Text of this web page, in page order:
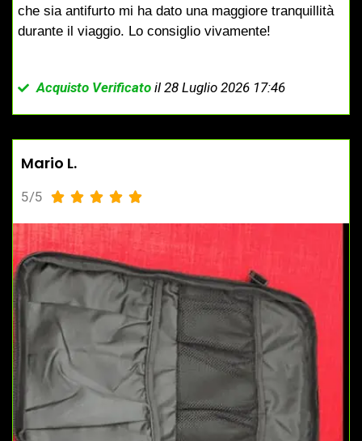
che sia antifurto mi ha dato una maggiore tranquillità
durante il viaggio. Lo consiglio vivamente!
Acquisto Verificatoil 28 Luglio 2026 17:46
Mario L.
5/5     